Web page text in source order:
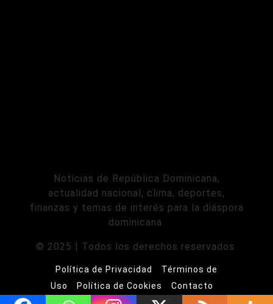
Noticias de República Dominicana,
actualidad nacional, clima, deportes,
finanzas y temas de interés para la diáspora
dominicana.
© 2025 | Todos los derechos reservados.
Política de Privacidad
Términos de
Uso
Política de Cookies Contacto